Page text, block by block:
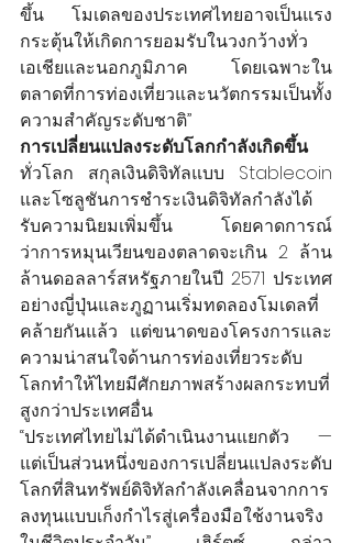
ขึ้น โมเดลของประเทศไทยอาจเป็นแรง
กระตุ้นให้เกิดการยอมรับในวงกว้างทั่ว
เอเชียและนอกภูมิภาค โดยเฉพาะใน
ตลาดที่การท่องเที่ยวและนวัตกรรมเป็นทั้ง
ความสำคัญระดับชาติ”
การเปลี่ยนแปลงระดับโลกกำลังเกิดขึ้น
ทั่วโลก สกุลเงินดิจิทัลแบบ Stablecoin
และโซลูชันการชำระเงินดิจิทัลกำลังได้
รับความนิยมเพิ่มขึ้น โดยคาดการณ์
ว่าการหมุนเวียนของตลาดจะเกิน 2 ล้าน
ล้านดอลลาร์สหรัฐภายในปี 2571 ประเทศ
อย่างญี่ปุ่นและภูฏานเริ่มทดลองโมเดลที่
คล้ายกันแล้ว แต่ขนาดของโครงการและ
ความน่าสนใจด้านการท่องเที่ยวระดับ
โลกทำให้ไทยมีศักยภาพสร้างผลกระทบที่
สูงกว่าประเทศอื่น
“ประเทศไทยไม่ได้ดำเนินงานแยกตัว —
แต่เป็นส่วนหนึ่งของการเปลี่ยนแปลงระดับ
โลกที่สินทรัพย์ดิจิทัลกำลังเคลื่อนจากการ
ลงทุนแบบเก็งกำไรสู่เครื่องมือใช้งานจริง